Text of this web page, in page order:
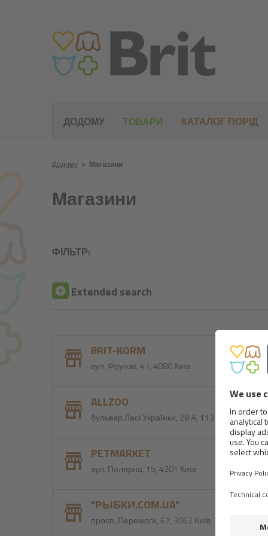
Додому ● Магазини
Магазини
ФІЛЬТР:
Extended search
BRIT-KORM
вул. Фрунзе, 47, 4080 Київ
ALLZOO
бульвар Лесі Українки, 28 А, 1133 Київ
PETMARKET
вул. Полярна, 15, 4201 Київ
"РЫБКИ.COM.UA"
просп. Перемоги, 67, 3062 Київ
ДОДОМУ ТОВАРИ КАТАЛОГ ПОРІД